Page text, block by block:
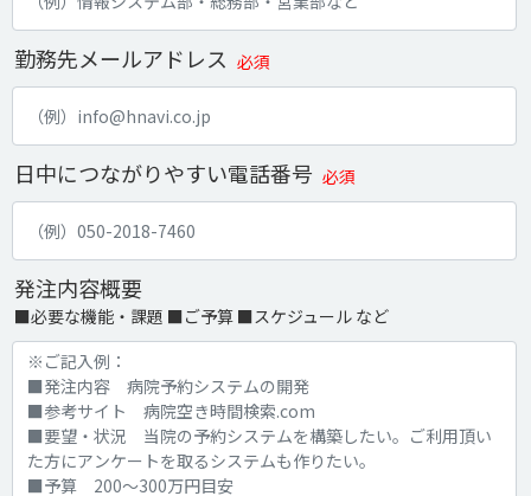
勤務先メールアドレス 必須
日中につながりやすい電話番号 必須
発注内容概要
■必要な機能・課題 ■ご予算 ■スケジュール など